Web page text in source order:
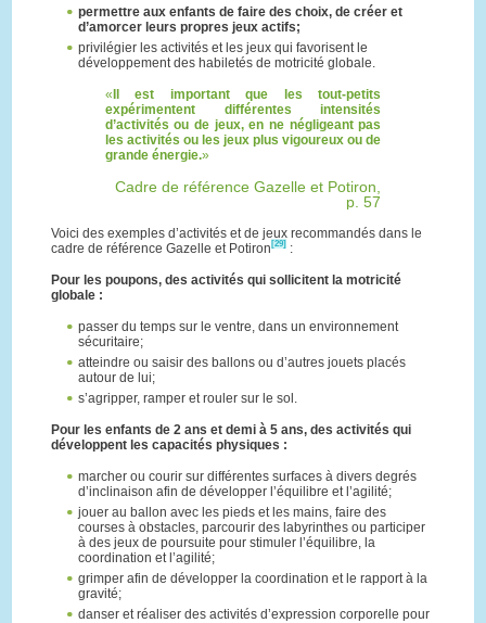
permettre aux enfants de faire des choix, de créer et
d’amorcer leurs propres jeux actifs;
privilégier les activités et les jeux qui favorisent le
développement des habiletés de motricité globale.
Il est important que les tout-petits
expérimentent différentes intensités
d’activités ou de jeux, en ne négligeant pas
les activités ou les jeux plus vigoureux ou de
grande énergie.
Cadre de référence Gazelle et Potiron,
p. 57
Voici des exemples d’activités et de jeux recommandés dans le
cadre de référence Gazelle et Potiron [29] :
Pour les poupons, des activités qui sollicitent la motricité
globale :
passer du temps sur le ventre, dans un environnement
sécuritaire;
atteindre ou saisir des ballons ou d’autres jouets placés
autour de lui;
s’agripper, ramper et rouler sur le sol.
Pour les enfants de 2 ans et demi à 5 ans, des activités qui
développent les capacités physiques :
marcher ou courir sur différentes surfaces à divers degrés
d’inclinaison afin de développer l’équilibre et l’agilité;
jouer au ballon avec les pieds et les mains, faire des
courses à obstacles, parcourir des labyrinthes ou participer
à des jeux de poursuite pour stimuler l’équilibre, la
coordination et l’agilité;
grimper afin de développer la coordination et le rapport à la
gravité;
danser et réaliser des activités d’expression corporelle pour